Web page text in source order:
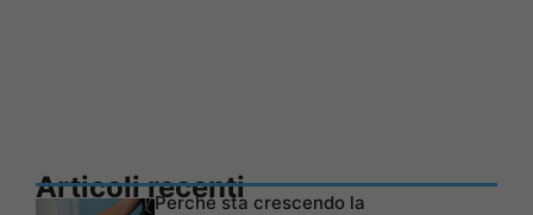
Articoli recentiPerché sta crescendo la